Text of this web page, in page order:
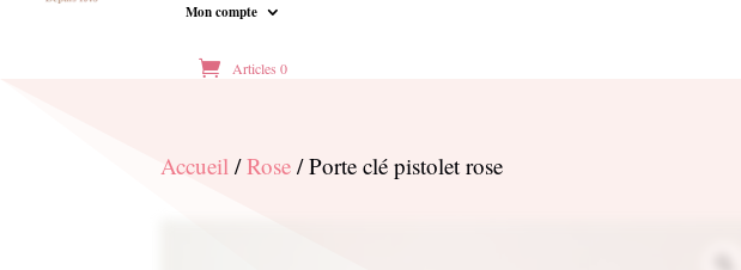
Mon compte
Articles 0
Accueil /Rose / Porte clé pistolet rose